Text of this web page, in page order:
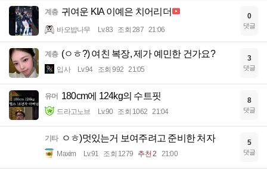
계층 귀여운 KIA 이예은 치어리더
바오밥나무 Lv.83 조회 287 21:06
0
댓글
계층 (ㅇㅎ?) 여친 복장, 제가 예민한 건가요?
입사 Lv.94 조회 992 21:05
3
댓글
유머 180cm에 124kg의 수트핏
드라고노브 Lv.90 조회 1062 21:04
8
댓글
기타 ㅇㅎ)멋있는거 보여주려고 준비한 처자
Maxim Lv.91 조회 1279 추천 2 21:00
5
댓글